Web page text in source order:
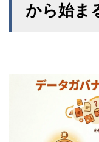
から始ま